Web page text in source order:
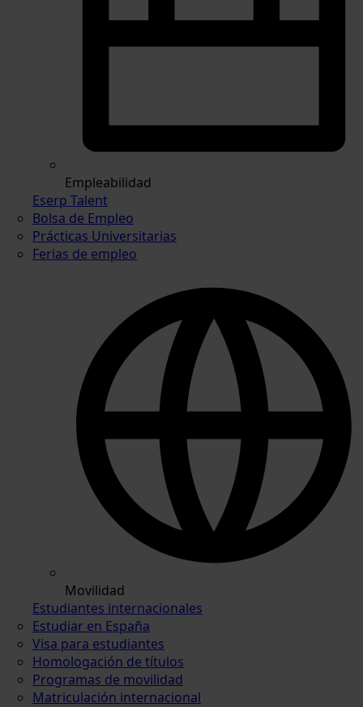
Empleabilidad
Eserp Talent
Bolsa de Empleo
Prácticas Universitarias
Ferias de empleo
Movilidad
Estudiantes internacionales
Estudiar en España
Visa para estudiantes
Homologación de títulos
Programas de movilidad
Matriculación internacional